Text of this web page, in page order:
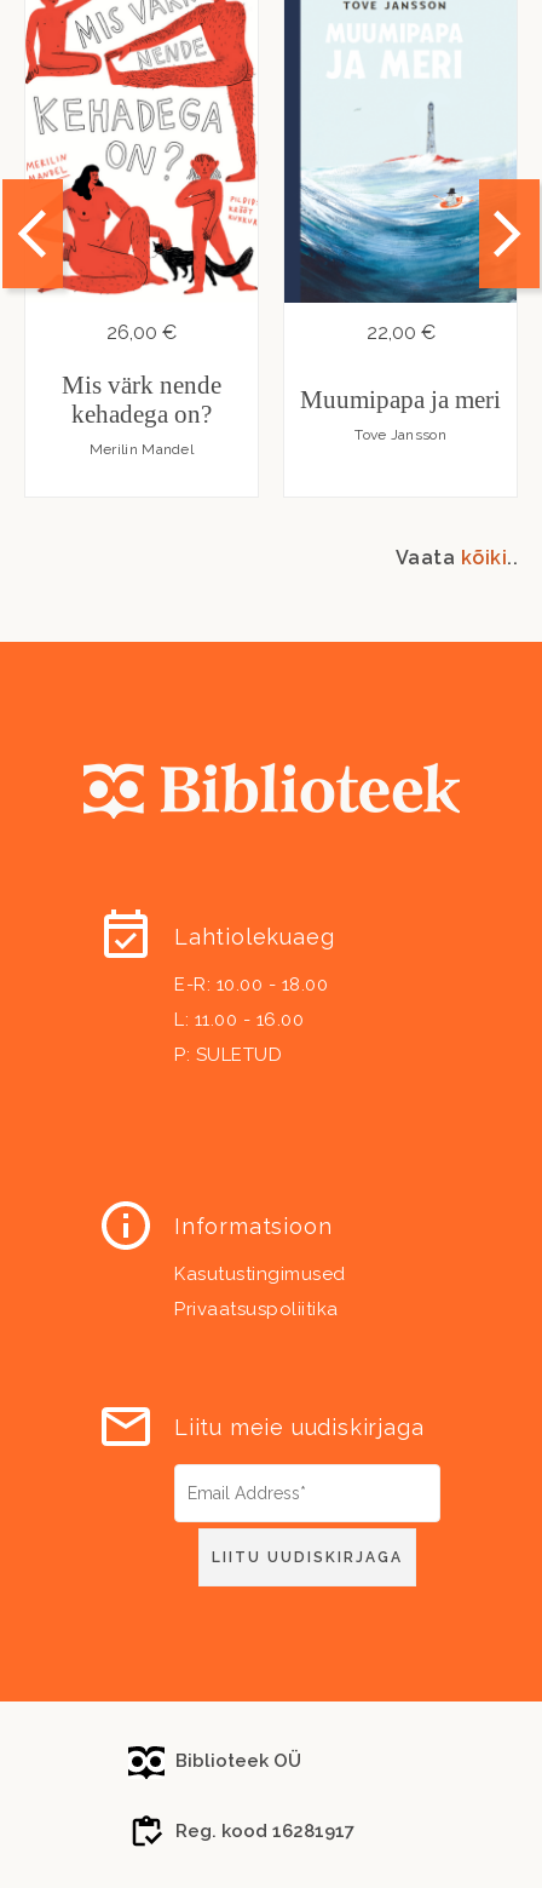
26,00 €
Mis värk nende
kehadega on?
Merilin Mandel
22,00 €
Muumipapa ja meri
Tove Jansson
Vaata kõiki..
Lahtiolekuaeg
E-R: 10.00 - 18.00
L: 11.00 - 16.00
P: SULETUD
Informatsioon
Kasutustingimused
Privaatsuspoliitika
Liitu meie uudiskirjaga
Biblioteek OÜ
Reg. kood 16281917